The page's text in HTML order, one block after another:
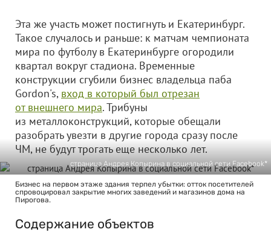
Эта же участь может постигнуть и Екатеринбург.
Такое случалось и раньше: к матчам чемпионата
мира по футболу в Екатеринбурге огородили
квартал вокруг стадиона. Временные
конструкции сгубили бизнес владельца паба
Gordon's, вход в который был отрезан
от внешнего мира. Трибуны
из металлоконструкций, которые обещали
разобрать увезти в другие города сразу после
ЧМ, не будут трогать еще несколько лет.
страница Андрея Копырина в социальной сети Facebook*
Бизнес на первом этаже здания терпел убытки: отток посетителей
спровоцировал закрытие многих заведений и магазинов дома на
Пирогова.
Содержание объектов